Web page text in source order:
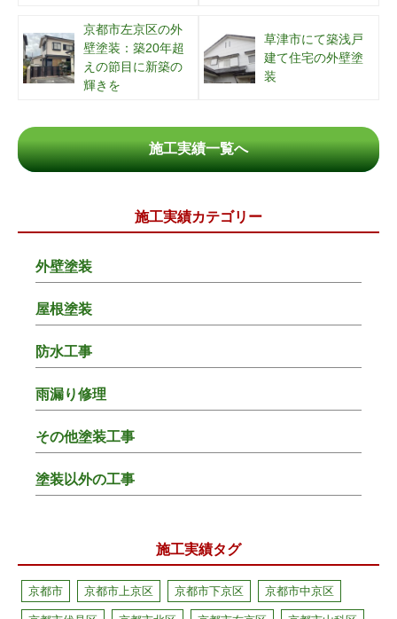
京都市左京区の外
壁塗装：築20年超
えの節目に新築の
輝きを
草津市にて築浅戸
建て住宅の外壁塗
装
施工実績一覧へ
施工実績カテゴリー
外壁塗装
屋根塗装
防水工事
雨漏り修理
その他塗装工事
塗装以外の工事
施工実績タグ
京都市 京都市上京区 京都市下京区 京都市中京区